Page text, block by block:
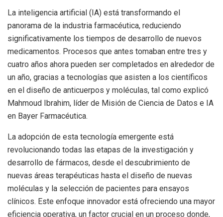
La inteligencia artificial (IA) está transformando el
panorama de la industria farmacéutica, reduciendo
significativamente los tiempos de desarrollo de nuevos
medicamentos. Procesos que antes tomaban entre tres y
cuatro años ahora pueden ser completados en alrededor de
un año, gracias a tecnologías que asisten a los científicos
en el diseño de anticuerpos y moléculas, tal como explicó
Mahmoud Ibrahim, líder de Misión de Ciencia de Datos e IA
en Bayer Farmacéutica.
La adopción de esta tecnología emergente está
revolucionando todas las etapas de la investigación y
desarrollo de fármacos, desde el descubrimiento de
nuevas áreas terapéuticas hasta el diseño de nuevas
moléculas y la selección de pacientes para ensayos
clínicos. Este enfoque innovador está ofreciendo una mayor
eficiencia operativa, un factor crucial en un proceso donde,